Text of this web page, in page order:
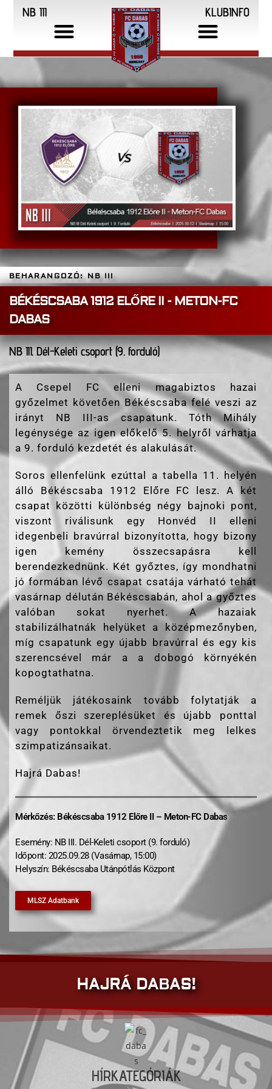
NB III KLUBINFO
BEHARANGOZÓ: NB III
BÉKÉSCSABA 1912 ELŐRE II - METON-FC
DABAS
NB III. Dél-Keleti csoport (9. forduló)
A Csepel FC elleni magabiztos hazai
győzelmet követően Békéscsaba felé veszi az
irányt NB III-as csapatunk. Tóth Mihály
legénysége az igen előkelő 5. helyről várhatja
a 9. forduló kezdetét és alakulását.
Soros ellenfelünk ezúttal a tabella 11. helyén
álló Békéscsaba 1912 Előre FC lesz. A két
csapat közötti különbség négy bajnoki pont,
viszont riválisunk egy Honvéd II elleni
idegenbeli bravúrral bizonyította, hogy bizony
igen kemény összecsapásra kell
berendezkednünk. Két győztes, így mondhatni
jó formában lévő csapat csatája várható tehát
vasárnap délután Békéscsabán, ahol a győztes
valóban sokat nyerhet. A hazaiak
stabilizálhatnák helyüket a középmezőnyben,
míg csapatunk egy újabb bravúrral és egy kis
szerencsével már a a dobogó környékén
kopogtathatna.
Reméljük játékosaink tovább folytatják a
remek őszi szereplésüket és újabb ponttal
vagy pontokkal örvendeztetik meg lelkes
szimpatizánsaikat.
Hajrá Dabas!
Mérkőzés: Békéscsaba 1912 Előre II – Meton-FC Dabas
Esemény: NB III. Dél-Keleti csoport (9. forduló)
Időpont: 2025.09.28 (Vasárnap, 15:00)
Helyszín: Békéscsaba Utánpótlás Központ
MLSZ Adatbank
HAJRÁ DABAS!
HÍRKATEGÓRIÁK